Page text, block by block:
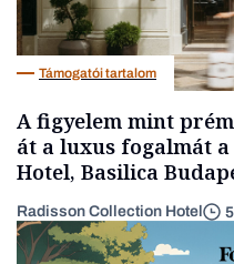
Támogatói tartalom
A figyelem mint
át a luxus fogalmát
Hotel, Basilica
Radisson Collection Hotel